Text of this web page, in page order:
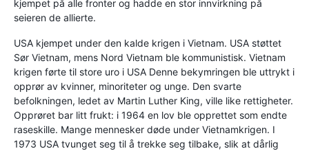
kjempet på alle fronter og hadde en stor innvirkning på
seieren de allierte.
USA kjempet under den kalde krigen i Vietnam. USA støttet
Sør Vietnam, mens Nord Vietnam ble kommunistisk. Vietnam
krigen førte til store uro i USA Denne bekymringen ble uttrykt i
opprør av kvinner, minoriteter og unge. Den svarte
befolkningen, ledet av Martin Luther King, ville like rettigheter.
Opprøret bar litt frukt: i 1964 en lov ble opprettet som endte
raseskille. Mange mennesker døde under Vietnamkrigen. I
1973 USA tvunget seg til å trekke seg tilbake, slik at dårlig